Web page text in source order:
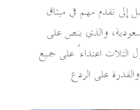
إلى تقدم مهم في ميثاق
والذي ينص على
اعتداءً على جميع
على الردع